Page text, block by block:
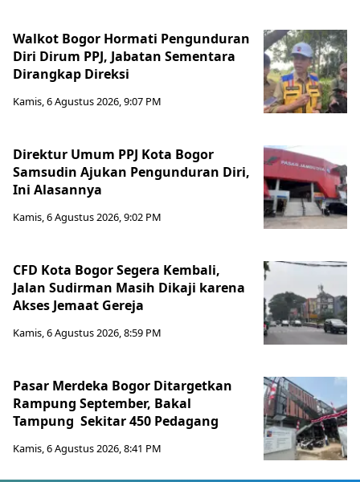
Walkot Bogor Hormati Pengunduran
Diri Dirum PPJ, Jabatan Sementara
Dirangkap Direksi
Kamis, 6 Agustus 2026, 9:07 PM
Direktur Umum PPJ Kota Bogor
Samsudin Ajukan Pengunduran Diri,
Ini Alasannya
Kamis, 6 Agustus 2026, 9:02 PM
CFD Kota Bogor Segera Kembali,
Jalan Sudirman Masih Dikaji karena
Akses Jemaat Gereja
Kamis, 6 Agustus 2026, 8:59 PM
Pasar Merdeka Bogor Ditargetkan
Rampung September, Bakal
Tampung Sekitar 450 Pedagang
Kamis, 6 Agustus 2026, 8:41 PM